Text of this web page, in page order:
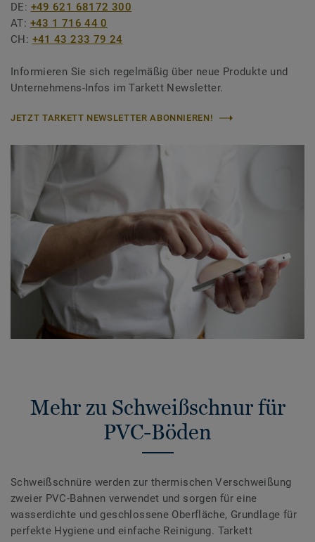
DE: +49 621 68172 300
AT: +43 1 716 44 0
CH: +41 43 233 79 24
Informieren Sie sich regelmäßig über neue Produkte und
Unternehmens-Infos im Tarkett Newsletter.
JETZT TARKETT NEWSLETTER ABONNIEREN!
Mehr zu Schweißschnur für
PVC-Böden
Schweißschnüre werden zur thermischen Verschweißung
zweier PVC-Bahnen verwendet und sorgen für eine
wasserdichte und geschlossene Oberfläche, Grundlage für
perfekte Hygiene und einfache Reinigung. Tarkett